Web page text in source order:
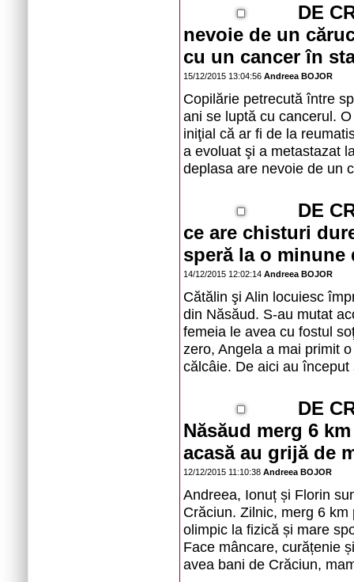
DE
nevoie de un
cu un cancer în
15/12/2015 13:04:56 Andreea BOJOR
Copilărie petrecută între
ani se luptă cu cancerul.
iniţial că ar fi de la
a evoluat şi a metastazat
deplasa are nevoie de un
DE
ce are chisturi
speră la o minune
14/12/2015 12:02:14 Andreea BOJOR
Cătălin şi Alin locuiesc
din Năsăud. S-au mutat
femeia le avea cu fostul
zero, Angela a mai primit
călcâie. De aici au
DE
Năsăud merg 6
acasă au grijă de
12/12/2015 11:10:38 Andreea BOJOR
Andreea, Ionuț și Florin
Crăciun. Zilnic, merg 6
olimpic la fizică și mare
Face mâncare, curățenie
avea bani de Crăciun,